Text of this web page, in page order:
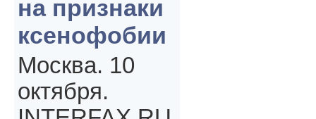
на признаки
ксенофобии
Москва. 10
октября.